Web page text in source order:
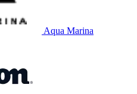
Aqua Marina